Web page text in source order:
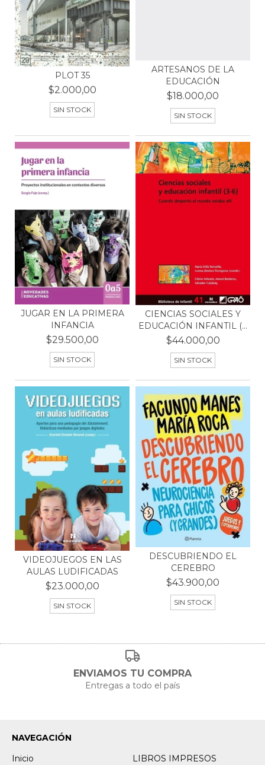
PLOT 35
$2.000,00
SIN STOCK
ARTESANOS DE LA
EDUCACIÓN
$18.000,00
SIN STOCK
JUGAR EN LA PRIMERA
INFANCIA
$29.500,00
SIN STOCK
CIENCIAS SOCIALES Y
EDUCACIÓN INFANTIL (...
$44.000,00
SIN STOCK
VIDEOJUEGOS EN LAS
AULAS LUDIFICADAS
$23.000,00
SIN STOCK
DESCUBRIENDO EL
CEREBRO
$43.900,00
SIN STOCK
ENVIAMOS TU COMPRA
Entregas a todo el país
NAVEGACIÓN
Inicio
LIBROS IMPRESOS